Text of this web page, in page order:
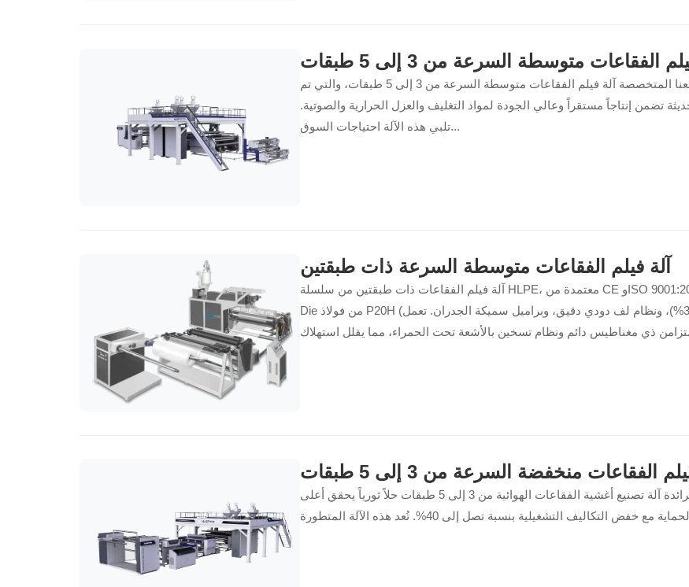
الفقاعات متوسطة السرعة من 3 إلى 5 طبقات
تقدم لكم مصانعنا المتخصصة آلة فيلم الفقاعات متوسطة السرعة من 3 إلى 5 طبقات، والتي تم
تضمن إنتاجاً مستقراً وعالي الجودة لمواد التغليف والعزل الحرارية والصوتية.
تلبي هذه الآلة احتياجات السوق...
آلة فيلم الفقاعات متوسطة السرعة ذات طبقتين
آلة فيلم الفقاعات ذات طبقتين من سلسلة HLPE، معتمدة من CE وISO 9001:2015، تدمج قالب T-
Die من فولاذ P20H (بتجانس سمك ±3%)، ونظام لف دودي دقيق، وبراميل سميكة الجدران. تعمل
ذي مغناطيس دائم ونظام تسخين بالأشعة تحت الحمراء، مما يقلل استهلاك
الفقاعات منخفضة السرعة من 3 إلى 5 طبقات
تقدم شركتنا الرائدة آلة تصنيع أغشية الفقاعات الهوائية من 3 إلى 5 طبقات حلاً ثورياً يحقق أعلى